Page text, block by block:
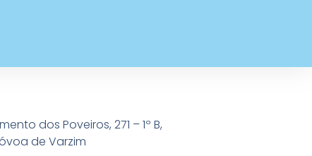
dos Poveiros, 271 – 1º B,
de Varzim